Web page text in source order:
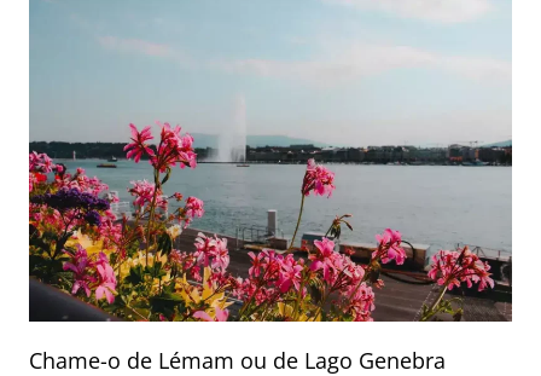
Chame-o de Lémam ou de Lago Genebra